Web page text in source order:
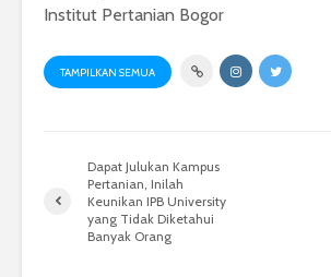
Institut Pertanian Bogor
TAMPILKAN SEMUA
Dapat Julukan Kampus
Pertanian, Inilah
Keunikan IPB University
yang Tidak Diketahui
Banyak Orang